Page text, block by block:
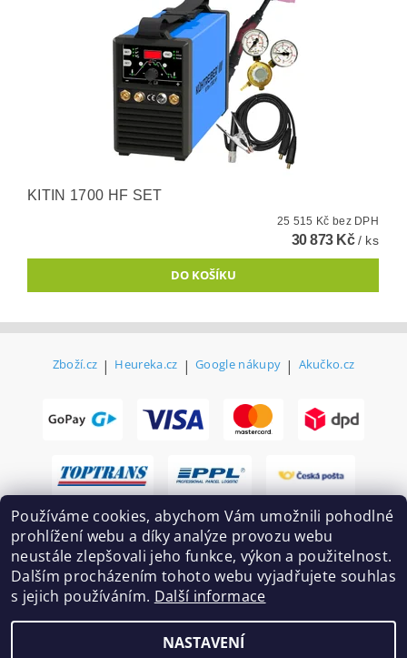
KITIN 1700 HF SET
25 515 Kč bez DPH
30 873 Kč/ ks
Zboží.cz | Heureka.cz | Google nákupy | Akučko.cz
Vytvořil Shoptet
Používáme cookies, abychom Vám umožnili pohodlné
prohlížení webu a díky analýze provozu webu
neustále zlepšovali jeho funkce, výkon a použitelnost.
Dalším procházením tohoto webu vyjadřujete souhlas
s jejich používáním. Další informace
NASTAVENÍ